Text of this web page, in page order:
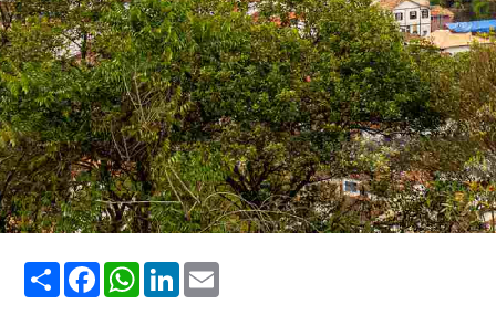
ShareFacebookWhatsApp
LinkedIn